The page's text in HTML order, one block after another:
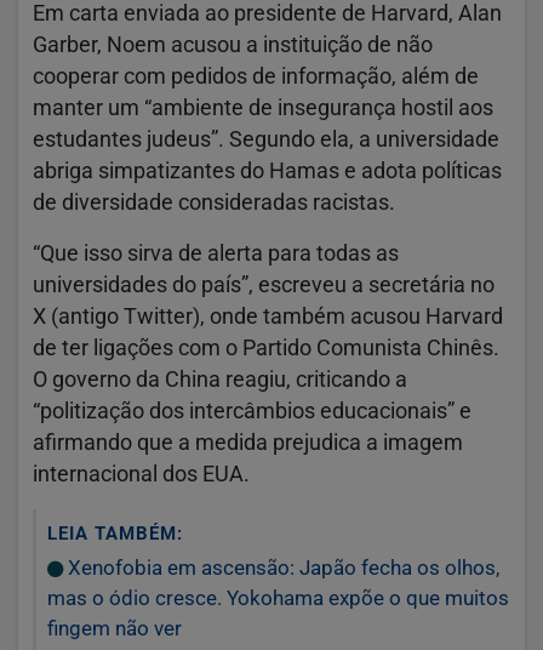
Em carta enviada ao presidente de Harvard, Alan
Garber, Noem acusou a instituição de não
cooperar com pedidos de informação, além de
manter um “ambiente de insegurança hostil aos
estudantes judeus”. Segundo ela, a universidade
abriga simpatizantes do Hamas e adota políticas
de diversidade consideradas racistas.
“Que isso sirva de alerta para todas as
universidades do país”, escreveu a secretária no
X (antigo Twitter), onde também acusou Harvard
de ter ligações com o Partido Comunista Chinês.
O governo da China reagiu, criticando a
“politização dos intercâmbios educacionais” e
afirmando que a medida prejudica a imagem
internacional dos EUA.
LEIA TAMBÉM:
Xenofobia em ascensão: Japão fecha os olhos,
mas o ódio cresce. Yokohama expõe o que muitos
fingem não ver